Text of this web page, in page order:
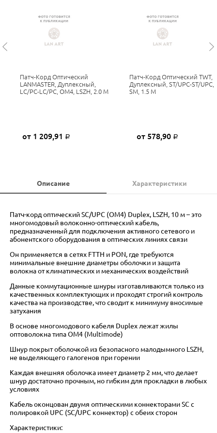
Патч-Корд Оптический
LANMASTER, Дуплексный,
LC/PC-LC/PC, OM4, LSZH, 2.0 М
от 1 209,91 Р
Патч-Корд Оптический TWT,
Дуплексный, ST/UPC-ST/UPC,
SM, 1.5 М
от 578,90 Р
Описание Характеристики
Патч-корд оптический SC/UPC (OM4) Duplex, LSZH, 10 м – это
многомодовый волоконно-оптический кабель,
предназначенный для подключения активного сетевого и
абонентского оборудования в оптических линиях связи
Он применяется в сетях FTTH и PON, где требуются
минимальные внешние диаметры оболочки и защита
волокна от климатических и механических воздействий
Данные коммутационные шнуры изготавливаются только из
качественных комплектующих и проходят строгий контроль
качества на производстве, что сводит к минимуму вносимые
затухания
В основе многомодового кабеля Duplex лежат жилы
оптоволокна типа OM4 (Multimode)
Шнур покрыт оболочкой из безопасного малодымного LSZH,
не выделяющего галогенов при горении
Каждая внешняя оболочка имеет диаметр 2 мм, что делает
шнур достаточно прочным, но гибким для прокладки в любых
условиях
Кабель оконцован двумя оптическими коннекторами SC с
полировкой UPC (SC/UPC коннектор) с обеих сторон
Характеристики: